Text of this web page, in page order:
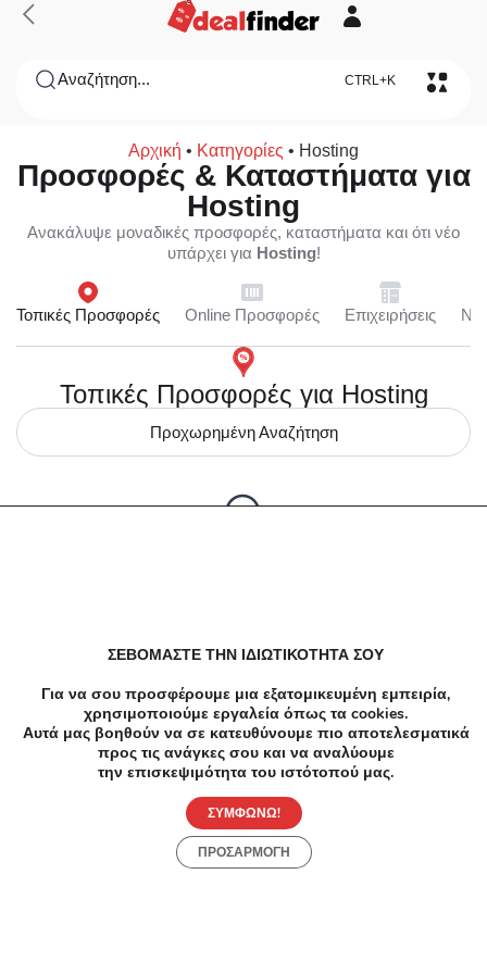
Αναζήτηση... CTRL+K
Αρχική • Κατηγορίες • Hosting
Προσφορές & Καταστήματα για
Hosting
Ανακάλυψε μοναδικές προσφορές, καταστήματα και ότι νέο
υπάρχει για Hosting!
Τοπικές Προσφορές Online Προσφορές Επιχειρήσεις
Τοπικές Προσφορές για Hosting
Προχωρημένη Αναζήτηση
ΣΕΒΟΜΑΣΤΕ ΤΗΝ ΙΔΙΩΤΙΚΟΤΗΤΑ ΣΟΥ
Για να σου προσφέρουμε μια εξατομικευμένη εμπειρία,
χρησιμοποιούμε εργαλεία όπως τα cookies.
Αυτά μας βοηθούν να σε κατευθύνουμε πιο αποτελεσματικά
προς τις ανάγκες σου και να αναλύουμε
την επισκεψιμότητα του ιστότοπού μας.
ΣΥΜΦΩΝΩ!
ΠΡΟΣΑΡΜΟΓΗ